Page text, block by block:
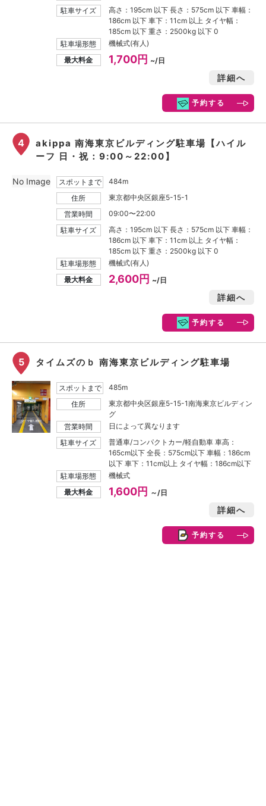
駐車サイズ
高さ：195cm 以下 長さ：575cm 以下 車幅：
186cm 以下 車下：11cm 以上 タイヤ幅：
185cm 以下 重さ：2500kg 以下 0
駐車場形態
機械式(有人)
最大料金
1,700円 ~/日
詳細へ
予約する
4
akippa 南海東京ビルディング駐車場【ハイル
ーフ 日・祝：9:00～22:00】
スポットまで
484m
住所
東京都中央区銀座5-15-1
営業時間
09:00〜22:00
駐車サイズ
高さ：195cm 以下 長さ：575cm 以下 車幅：
186cm 以下 車下：11cm 以上 タイヤ幅：
185cm 以下 重さ：2500kg 以下 0
駐車場形態
機械式(有人)
最大料金
2,600円 ~/日
詳細へ
予約する
No Image
5 タイムズのｂ 南海東京ビルディング駐車場
スポットまで
485m
住所
東京都中央区銀座5-15-1南海東京ビルディン
グ
営業時間
日によって異なります
駐車サイズ
普通車/コンパクトカー/軽自動車 車高：
165cm以下 全長：575cm以下 車幅：186cm
以下 車下：11cm以上 タイヤ幅：186cm以下
駐車場形態
機械式
最大料金
1,600円 ～/日
詳細へ
予約する